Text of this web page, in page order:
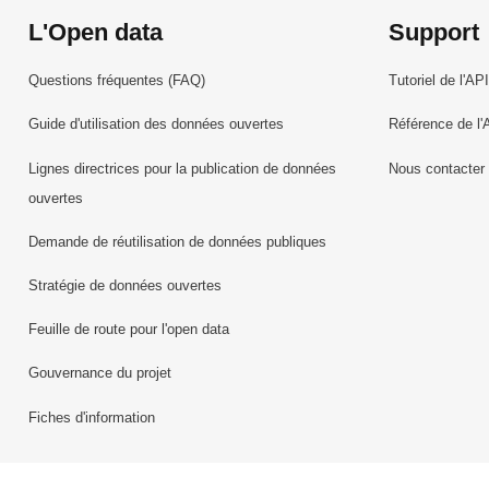
L'Open data
Questions fréquentes (FAQ)
Guide d'utilisation des données ouvertes
Lignes directrices pour la publication de données
ouvertes
Demande de réutilisation de données publiques
Stratégie de données ouvertes
Feuille de route pour l'open data
Gouvernance du projet
Fiches d'information
Support
Tutoriel de l'API
Référence de
Nous contacter